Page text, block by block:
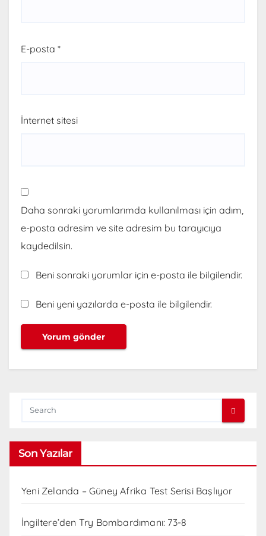
E-posta *
İnternet sitesi
Daha sonraki yorumlarımda kullanılması için adım,
e-posta adresim ve site adresim bu tarayıcıya
kaydedilsin.
Beni sonraki yorumlar için e-posta ile bilgilendir.
Beni yeni yazılarda e-posta ile bilgilendir.
Son Yazılar
Yeni Zelanda – Güney Afrika Test Serisi Başlıyor
İngiltere’den Try Bombardımanı: 73-8